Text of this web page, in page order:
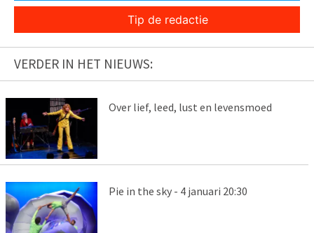
Tip de redactie
VERDER IN HET NIEUWS:
Over lief, leed, lust en levensmoed
Pie in the sky - 4 januari 20:30